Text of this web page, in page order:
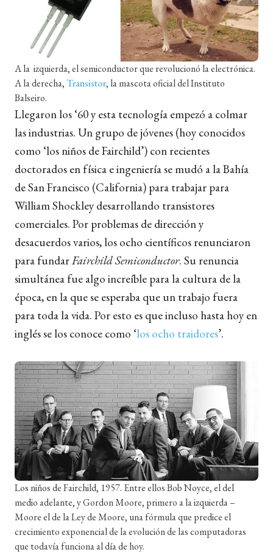
A la izquierda, el semiconductor que revolucionó la electrónica.
A la derecha,Transistor, la mascota oficial del Instituto
Balseiro.
Llegaron los ‘60 y esta tecnología empezó a colmar
las industrias. Un grupo de jóvenes (hoy conocidos
como ‘los niños de Fairchild’) con recientes
doctorados en física e ingeniería se mudó a la Bahía
de San Francisco (California) para trabajar para
William Shockley desarrollando transistores
comerciales. Por problemas de dirección y
desacuerdos varios, los ocho científicos renunciaron
para fundarFairchild Semiconductor. Su renuncia
simultánea fue algo increíble para la cultura de la
época, en la que se esperaba que un trabajo fuera
para toda la vida. Por esto es que incluso hasta hoy en
inglés se los conoce como ‘los ocho traidores’.
Los niños de Fairchild, 1957. Entre ellos Bob Noyce, el del
medio adelante, y Gordon Moore, primero a la izquierda –
Moore el de la Ley de Moore, una fórmula que predice el
crecimiento exponencial de la evolución de las computadoras
que todavía funciona al día de hoy.